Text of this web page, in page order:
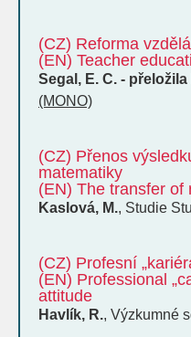
(CZ) Reforma
(EN) Teacher
Segal, E. C. -
(MONO)
(CZ) Přenos
matematiky
(EN) The transfer of
Kaslová, M., Studie
(CZ) Profesní
(EN) Professional
attitude
Havlík, R., Výzkumné